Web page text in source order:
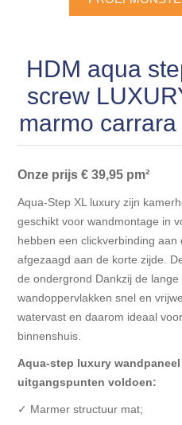
Gevelbekleding Fazawood
Gevelbekleding Woodritch
Gevelbekleding sioo:x &
Gevel-en dakrand
SK Stemid kunststoffen
Gevelbekleding HDM
massief click 'N screw
Toebehoren voor
Scheepsbodem vloeren
Ondervloeren/toebehoren
fineerparket
Ondervloeren/toebehoren
Plinten
Aluminium profielen
Vloeren legservice door
Lijstwerk & Profielen en
HDM aqua
screw
marmo
Onze prijs € 39,95 pm²
Aqua-Step XL luxury zijn
geschikt voor wandmontage in
hebben een clickverbinding
afgezaagd aan de korte zijde.
de ondergrond Dankzij de
wandoppervlakken snel en
watervast en daarom ideaal
binnenshuis.
Aqua-step luxury
uitgangspunten voldoen:
✓ Marmer structuur mat;